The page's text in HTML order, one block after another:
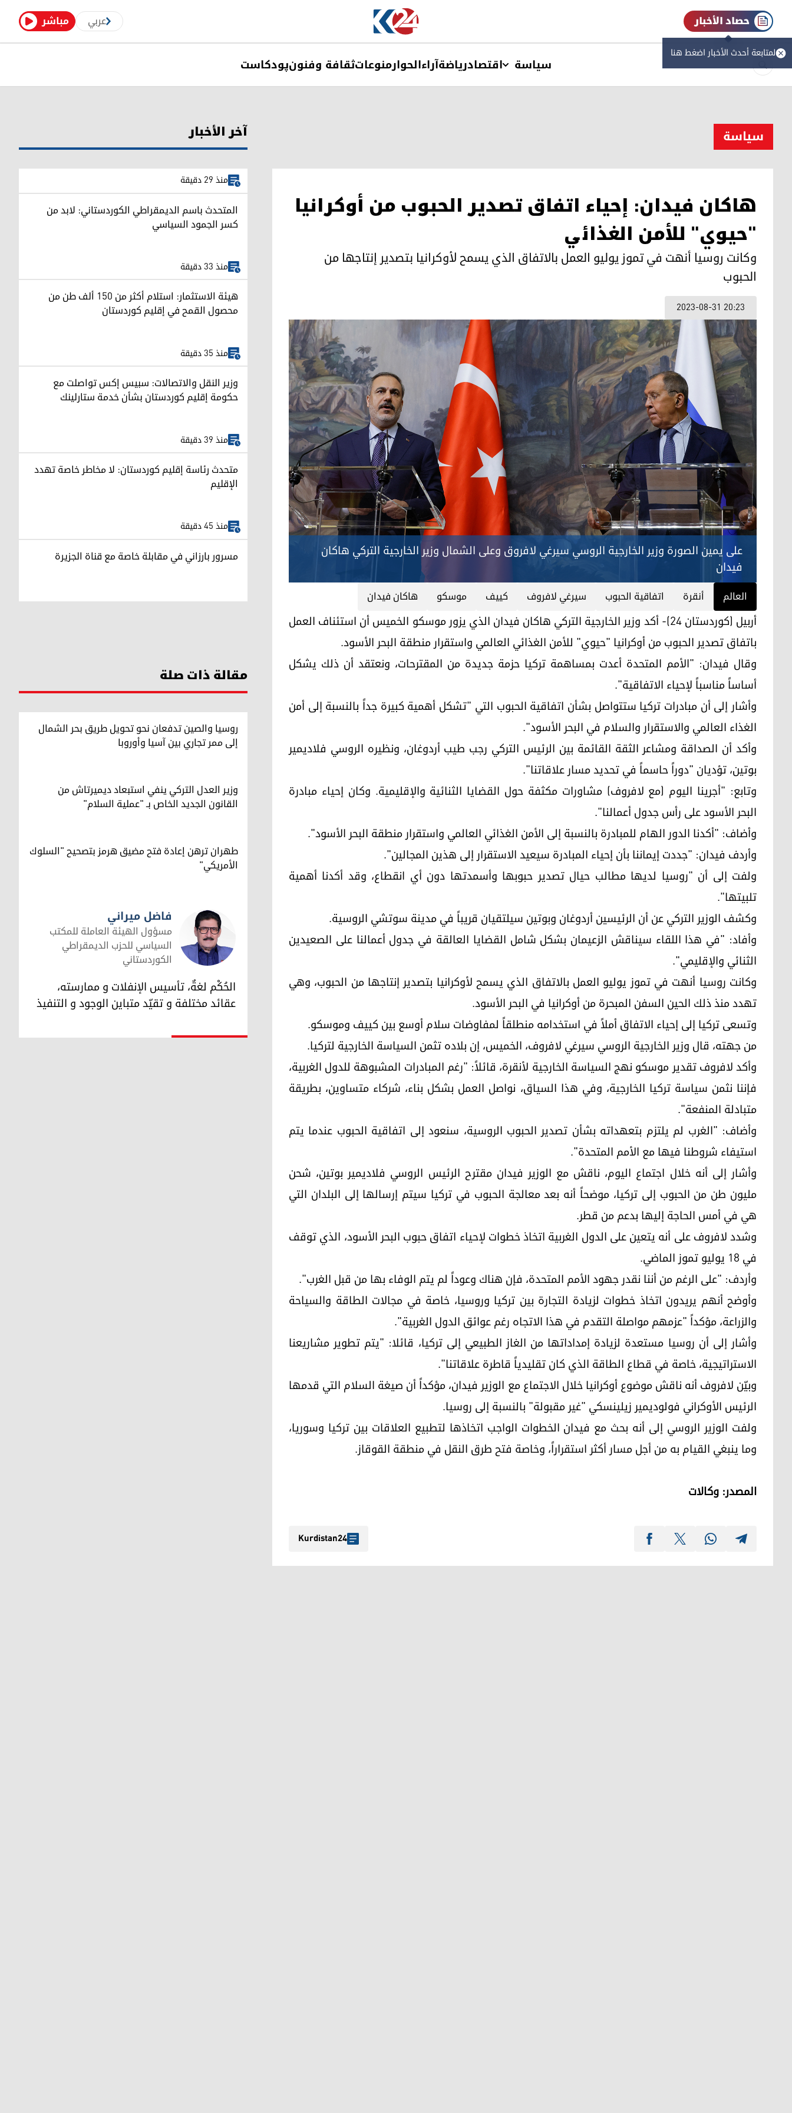
مباشر عربي حصاد الأخبار
لمتابعة أحدث الأخبار اضغط هنا
سیاسة اقتصادریاضةآراءالحوارمنوعاتثقافة وفنونپودکاست
سیاسة
هاكان فيدان: إحياء اتفاق تصدير الحبوب من أوكرانيا
"حيوي" للأمن الغذائي
وكانت روسيا أنهت في تموز يوليو العمل بالاتفاق الذي يسمح لأوكرانيا بتصدير إنتاجها من
الحبوب
2023-08-31 20:23
على يمين الصورة وزير الخارجية الروسي سيرغي لافروق وعلى الشمال وزير الخارجية التركي هاكان
فيدان
العالم أنقرة اتفاقية الحبوب سيرغي لافروف كييف موسكو هاكان فيدان
أربيل (كوردستان 24)- أكد وزير الخارجية التركي هاكان فيدان الذي يزور موسكو الخميس أن استئناف العمل
باتفاق تصدير الحبوب من أوكرانيا "حيوي" للأمن الغذائي العالمي واستقرار منطقة البحر الأسود.
وقال فيدان: "الأمم المتحدة أعدت بمساهمة تركيا حزمة جديدة من المقترحات، ونعتقد أن ذلك يشكل
أساساً مناسباً لإحياء الاتفاقية".
وأشار إلى أن مبادرات تركيا ستتواصل بشأن اتفاقية الحبوب التي "تشكل أهمية كبيرة جداً بالنسبة إلى أمن
الغذاء العالمي والاستقرار والسلام في البحر الأسود".
وأكد أن الصداقة ومشاعر الثقة القائمة بين الرئيس التركي رجب طيب أردوغان، ونظيره الروسي فلاديمير
بوتين، تؤديان "دوراً حاسماً في تحديد مسار علاقاتنا".
وتابع: "أجرينا اليوم (مع لافروف) مشاورات مكثفة حول القضايا الثنائية والإقليمية. وكان إحياء مبادرة
البحر الأسود على رأس جدول أعمالنا".
وأضاف: "أكدنا الدور الهام للمبادرة بالنسبة إلى الأمن الغذائي العالمي واستقرار منطقة البحر الأسود".
وأردف فيدان: "جددت إيماننا بأن إحياء المبادرة سيعيد الاستقرار إلى هذين المجالين".
ولفت إلى أن "روسيا لديها مطالب حيال تصدير حبوبها وأسمدتها دون أي انقطاع، وقد أكدنا أهمية
تلبيتها".
وكشف الوزير التركي عن أن الرئيسين أردوغان وبوتين سيلتقيان قريباً في مدينة سوتشي الروسية.
وأفاد: "في هذا اللقاء سيناقش الزعيمان بشكل شامل القضايا العالقة في جدول أعمالنا على الصعيدين
الثنائي والإقليمي".
وكانت روسيا أنهت في تموز يوليو العمل بالاتفاق الذي يسمح لأوكرانيا بتصدير إنتاجها من الحبوب، وهي
تهدد منذ ذلك الحين السفن المبحرة من أوكرانيا في البحر الأسود.
وتسعى تركيا إلى إحياء الاتفاق أملاً في استخدامه منطلقاً لمفاوضات سلام أوسع بين كييف وموسكو.
من جهته، قال وزير الخارجية الروسي سيرغي لافروف، الخميس، إن بلاده تثمن السياسة الخارجية لتركيا.
وأكد لافروف تقدير موسكو نهج السياسة الخارجية لأنقرة، قائلاً: "رغم المبادرات المشبوهة للدول الغربية،
فإننا نثمن سياسة تركيا الخارجية، وفي هذا السياق، نواصل العمل بشكل بناء، شركاء متساوين، بطريقة
متبادلة المنفعة".
وأضاف: "الغرب لم يلتزم بتعهداته بشأن تصدير الحبوب الروسية، سنعود إلى اتفاقية الحبوب عندما يتم
استيفاء شروطنا فيها مع الأمم المتحدة".
وأشار إلى أنه خلال اجتماع اليوم، ناقش مع الوزير فيدان مقترح الرئيس الروسي فلاديمير بوتين، شحن
مليون طن من الحبوب إلى تركيا، موضحاً أنه بعد معالجة الحبوب في تركيا سيتم إرسالها إلى البلدان التي
هي في أمس الحاجة إليها بدعم من قطر.
وشدد لافروف على أنه يتعين على الدول الغربية اتخاذ خطوات لإحياء اتفاق حبوب البحر الأسود، الذي توقف
في 18 يوليو تموز الماضي.
وأردف: "على الرغم من أننا نقدر جهود الأمم المتحدة، فإن هناك وعوداً لم يتم الوفاء بها من قبل الغرب".
وأوضح أنهم يريدون اتخاذ خطوات لزيادة التجارة بين تركيا وروسيا، خاصة في مجالات الطاقة والسياحة
والزراعة، مؤكداً "عزمهم مواصلة التقدم في هذا الاتجاه رغم عوائق الدول الغربية".
وأشار إلى أن روسيا مستعدة لزيادة إمداداتها من الغاز الطبيعي إلى تركيا، قائلا: "يتم تطوير مشاريعنا
الاستراتيجية، خاصة في قطاع الطاقة الذي كان تقليدياً قاطرة علاقاتنا".
وبيّن لافروف أنه ناقش موضوع أوكرانيا خلال الاجتماع مع الوزير فيدان، مؤكداً أن صيغة السلام التي قدمها
الرئيس الأوكراني فولوديمير زيلينسكي "غير مقبولة" بالنسبة إلى روسيا.
ولفت الوزير الروسي إلى أنه بحث مع فيدان الخطوات الواجب اتخاذها لتطبيع العلاقات بين تركيا وسوريا،
وما ينبغي القيام به من أجل مسار أكثر استقراراً، وخاصة فتح طرق النقل في منطقة القوقاز.
المصدر: وكالات
Kurdistan24
آخر الأخبار
منذ 29 دقيقة
المتحدث باسم الديمقراطي الكوردستاني: لابد من
كسر الجمود السياسي
منذ 33 دقيقة
هيئة الاستثمار: استلام أكثر من 150 ألف طن من
محصول القمح في إقليم كوردستان
منذ 35 دقيقة
وزير النقل والاتصالات: سبيس إكس تواصلت مع
حكومة إقليم كوردستان بشأن خدمة ستارلينك
منذ 39 دقيقة
متحدث رئاسة إقليم كوردستان: لا مخاطر خاصة تهدد
الإقليم
منذ 45 دقيقة
مسرور بارزاني في مقابلة خاصة مع قناة الجزيرة
مقالة ذات صلة
روسيا والصين تدفعان نحو تحويل طريق بحر الشمال
إلى ممر تجاري بين آسيا وأوروبا
وزير العدل التركي ينفي استبعاد ديميرتاش من
القانون الجديد الخاص بـ "عملية السلام"
طهران ترهن إعادة فتح مضيق هرمز بتصحيح "السلوك
الأمريكي"
فاضل ميراني
فاضل ميراني
مسؤول الهيئة العاملة للمكتب
السياسي للحزب الديمقراطي
الكوردستاني
الحُكْم لغةٌ، تأسيس الإنفلات و ممارسته،
عقائد مختلفة و تقيّد متباين الوجود و التنفيذ